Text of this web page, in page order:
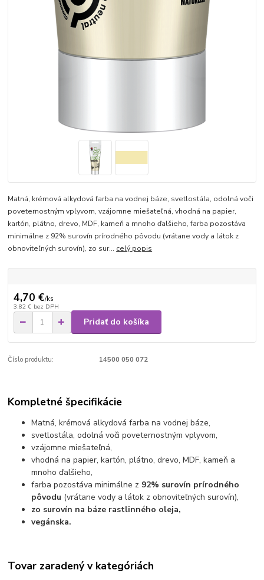
Matná, krémová alkydová farba na vodnej báze, svetlostála, odolná voči
poveternostným vplyvom, vzájomne miešateľná, vhodná na papier,
kartón, plátno, drevo, MDF, kameň a mnoho ďalšieho, farba pozostáva
minimálne z 92% surovín prírodného pôvodu (vrátane vody a látok z
obnoviteľných surovín), zo sur... celý popis
4,70 €/ks
3,82 € bez DPH
Pridať do košíka
Číslo produktu: 14500 050 072
Kompletné špecifikácie
Matná, krémová alkydová farba na vodnej báze,
svetlostála, odolná voči poveternostným vplyvom,
vzájomne miešateľná,
vhodná na papier, kartón, plátno, drevo, MDF, kameň a
mnoho ďalšieho,
farba pozostáva minimálne z 92% surovín prírodného
pôvodu (vrátane vody a látok z obnoviteľných surovín),
zo surovín na báze rastlinného oleja,
vegánska.
Tovar zaradený v kategóriách